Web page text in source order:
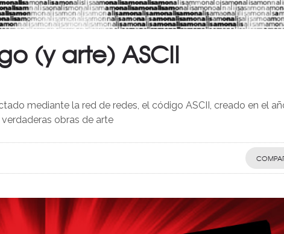
(y arte) ASCII
mediante la red de redes, el código ASCII, creado en el
obras de arte